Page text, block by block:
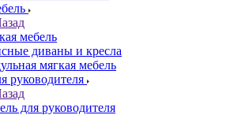
мебель
диваны и кресла
мягкая мебель
руководителя
для руководителя